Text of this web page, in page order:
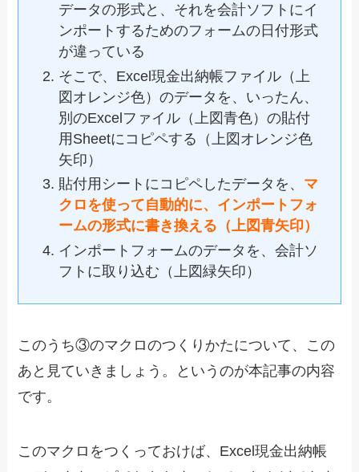
データの形式と、それを会計ソフトにイ
ンポートするためのフォームの日付形式
が違っている
そこで、Excel現金出納帳ファイル（上
図オレンジ色）のデータを、いったん、
別のExcelファイル（上図青色）の貼付
用Sheetにコピペする（上図オレンジ色
矢印）
貼付用シートにコピペしたデータを、 マ
クロを使って自動的に、インポートフォ
ームの形式に書き換える（上図青矢印）
インポートフォームのデータを、会計ソ
フトに取り込む（上図緑矢印）
このうち③のマクロのつくりかたについて、この
あと見ていきましょう。というのが本記事の内容
です。
このマクロをつくっておけば、Excel現金出納帳